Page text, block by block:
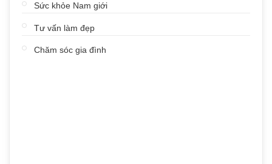
Sức khỏe Nam giới
Tư vấn làm đẹp
Chăm sóc gia đình